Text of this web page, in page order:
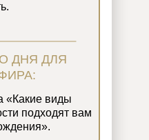
ДНЯ ДЛЯ
«Какие виды
подходят вам